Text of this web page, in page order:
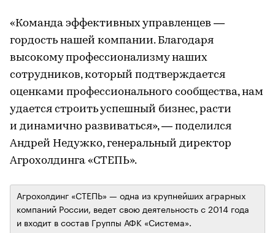
«Команда эффективных управленцев —
гордость нашей компании. Благодаря
высокому профессионализму наших
сотрудников, который подтверждается
оценками профессионального сообщества, нам
удается строить успешный бизнес, расти
и динамично развиваться», — поделился
Андрей Недужко, генеральный директор
Агрохолдинга «СТЕПЬ».
Агрохолдинг «СТЕПЬ» — одна из крупнейших аграрных
компаний России, ведет свою деятельность с 2014 года
и входит в состав Группы АФК «Система».